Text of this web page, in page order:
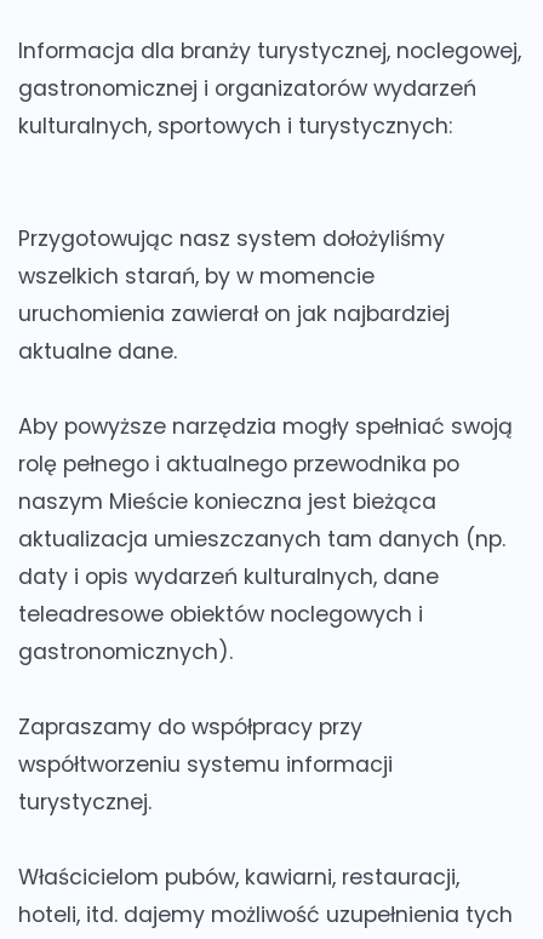
Informacja dla branży turystycznej, noclegowej,
gastronomicznej i organizatorów wydarzeń
kulturalnych, sportowych i turystycznych:
Przygotowując nasz system dołożyliśmy
wszelkich starań, by w momencie
uruchomienia zawierał on jak najbardziej
aktualne dane.
Aby powyższe narzędzia mogły spełniać swoją
rolę pełnego i aktualnego przewodnika po
naszym Mieście konieczna jest bieżąca
aktualizacja umieszczanych tam danych (np.
daty i opis wydarzeń kulturalnych, dane
teleadresowe obiektów noclegowych i
gastronomicznych).
Zapraszamy do współpracy przy
współtworzeniu systemu informacji
turystycznej.
Właścicielom pubów, kawiarni, restauracji,
hoteli, itd. dajemy możliwość uzupełnienia tych